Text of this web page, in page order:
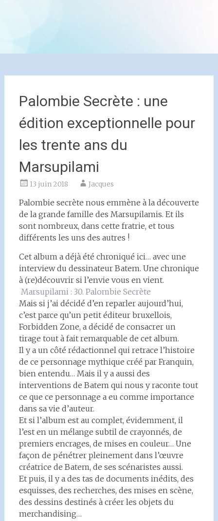
Palombie Secrète : une
édition exceptionnelle pour
les trente ans du
Marsupilami
13 juin 2018 Jacques
Palombie secrète nous emmène à la découverte
de la grande famille des Marsupilamis. Et ils
sont nombreux, dans cette fratrie, et tous
différents les uns des autres !
Cet album a déjà été chroniqué ici… avec une
interview du dessinateur Batem. Une chronique
à (re)découvrir si l’envie vous en vient.
Marsupilami : 30. Palombie Secrète
Mais si j’ai décidé d’en reparler aujourd’hui,
c’est parce qu’un petit éditeur bruxellois,
Forbidden Zone, a décidé de consacrer un
tirage tout à fait remarquable de cet album.
Il y a un côté rédactionnel qui retrace l’histoire
de ce personnage mythique créé par Franquin,
bien entendu… Mais il y a aussi des
interventions de Batem qui nous y raconte tout
ce que ce personnage a eu comme importance
dans sa vie d’auteur.
Et si l’album est au complet, évidemment, il
l’est en un mélange subtil de crayonnés, de
premiers encrages, de mises en couleur… Une
façon de pénétrer pleinement dans l’œuvre
créatrice de Batem, de ses scénaristes aussi.
Et puis, il y a des tas de documents inédits, des
esquisses, des recherches, des mises en scène,
des dessins destinés à créer les objets du
merchandising…